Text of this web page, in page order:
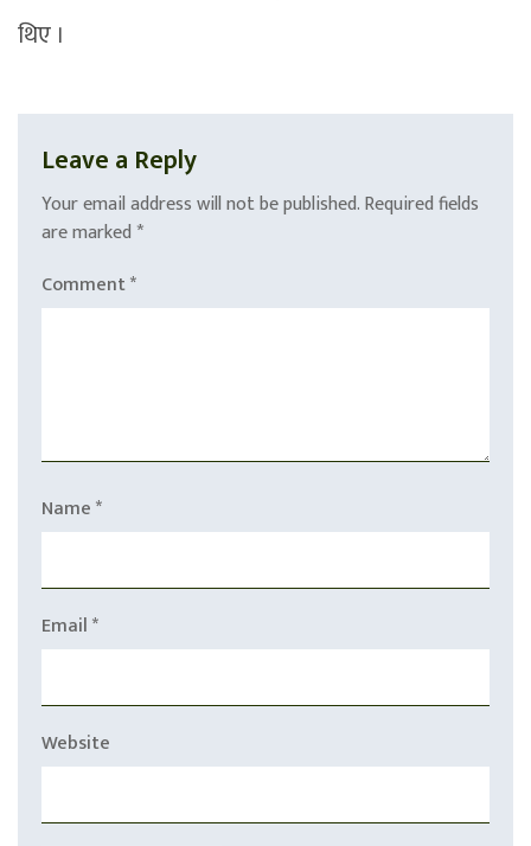
थिए ।
Leave a Reply
Your email address will not be published.Required fields
are marked *
Comment*
Name*
Email*
Website